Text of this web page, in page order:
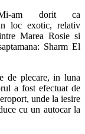
am dorit ca
loc exotic, relativ
Marea Rosie si
Sharm El
de plecare, in luna
a fost efectuat de
unde la iesire
cu un autocar la